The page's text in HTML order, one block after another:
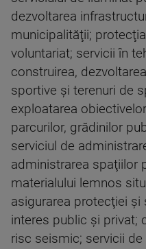
dezvoltarea
municipalităţii;
voluntariat; servicii în
construirea,
sportive şi terenuri de
exploatarea
parcurilor, grădinilor
serviciul de
administrarea spaţiilor
materialului lemnos
asigurarea protecţiei
interes public şi privat;
risc seismic; servicii